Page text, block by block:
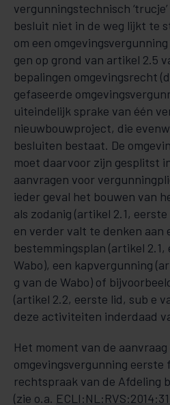
vergunningstechnisch
besluit niet in de weg lijkt te
om een
gen op grond van artikel 2.5
bepalingen omgevingsrecht
gefaseerde
uiteindelijk sprake van één
nieuw­bouw­pro­ject, die
besluiten bestaat. De
moet daar­voor zijn gesplitst
aanvragen voor
ieder ge­val het bouwen van
als zodanig (artikel 2.1,
en verder valt te denken aan
bestemmingsplan (artikel
Wabo), een kapvergunning
g van de Wabo) of
(artikel 2.2, eerste lid, sub e
deze activiteiten inderdaad
Het moment van de
omgevingsvergunning eerste
rechtspraak van de Afdeling
(zie o.a.